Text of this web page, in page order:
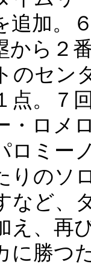
追加。
から２
のセン
点。７
・ロメ
ロミー
りのソ
など、
え、再
に勝つ